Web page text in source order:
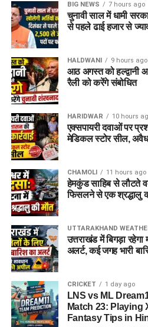
BIG NEWS 7 hours ago
चुनावी साल में धामी
से पहले ढाई हजार से
HALDWANI 9 hours ago
आठ अगस्त को हल्द्वानी
रैली को करेंगे संबोधित
HARIDWAR 10 hours
एक्सपायरी दवाओं पर
मेडिकल स्टोर सील,
CHAMOLI 11 hours ago
हेमकुंड साहिब से लौटते
फिसलने से एक श्रद्धालु
UTTARAKHAND
उत्तराखंड में बिगड़ा
अलर्ट, कई जगह भारी
CRICKET 1 day ago
LNS vs ML
Match 23: Playing
Fantasy Tips in